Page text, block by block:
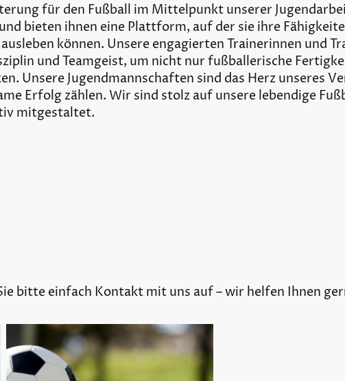
für den Fußball im Mittelpunkt unserer
bieten ihnen eine Plattform, auf der sie ihre
können. Unsere engagierten Trainerinnen und
und Teamgeist, um nicht nur fußballerische
Unsere Jugendmannschaften sind das Herz unseres
Erfolg zählen. Wir sind stolz auf unsere lebendige
mitgestaltet.
bitte einfach Kontakt mit uns auf – wir helfen Ihnen